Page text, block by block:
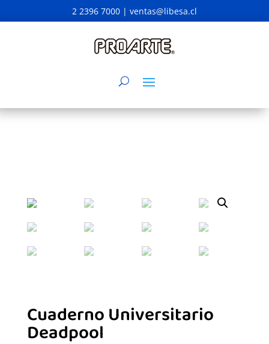
2 2396 7000 | ventas@libesa.cl
Cuaderno Universitario
Deadpool